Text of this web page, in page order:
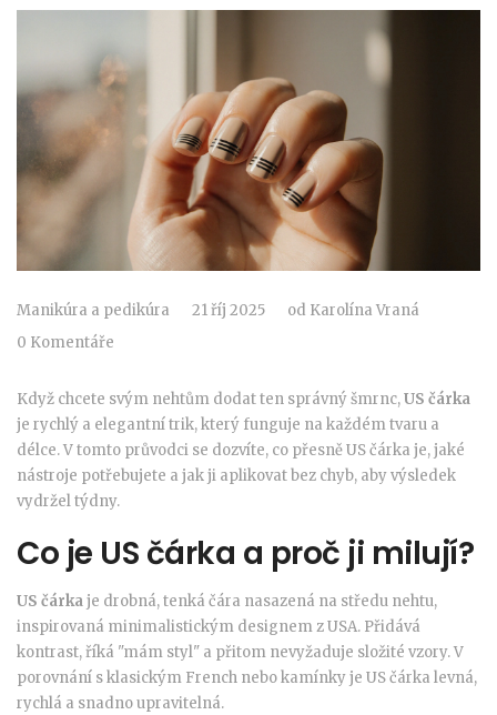
Manikúra a pedikúra 21 říj 2025 od Karolína Vraná
0 Komentáře
Když chcete svým nehtům dodat ten správný šmrnc,US čárka
je rychlý a elegantní trik, který funguje na každém tvaru a
délce. V tomto průvodci se dozvíte, co přesně US čárka je, jaké
nástroje potřebujete a jak ji aplikovat bez chyb, aby výsledek
vydržel týdny.
Co je US čárka a proč ji milují?
US čárkaje drobná, tenká čára nasazená na středu nehtu,
inspirovaná minimalistickým designem z USA. Přidává
kontrast, říká "mám styl" a přitom nevyžaduje složité vzory. V
porovnání s klasickým French nebo kamínky je US čárka levná,
rychlá a snadno upravitelná.